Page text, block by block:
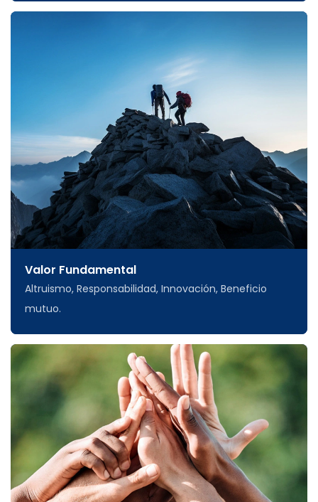
Valor Fundamental
Altruismo, Responsabilidad, Innovación, Beneficio
mutuo.